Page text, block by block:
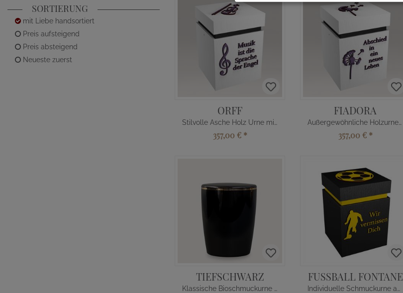
ORFF
Stilvolle Asche Holz Urne mit Violine
357,00 € *
FIADORA
Außergewöhnliche Holzurne Pusteblume
357,00 € *
TIEFSCHWARZ
Klassische Bioschmuckurne aus Kautschuk
FUSSBALL FONTANE
Individuelle Schmuckurne aus Holz
SORTIERUNG
mit Liebe handsortiert
Preis aufsteigend
Preis absteigend
Neueste zuerst